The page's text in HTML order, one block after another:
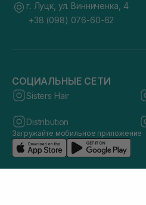
г. Луцк, ул. Винниченка, 4
+38 (098) 076-60-62
СОЦИАЛЬНЫЕ СЕТИ
Sisters Hair
Distribution
Загружайте мобильное приложение